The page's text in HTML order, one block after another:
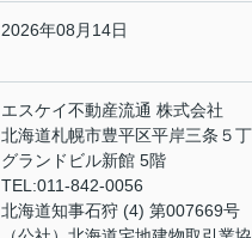
2026年08月14日
エスケイ不動産流通 株式会社
北海道札幌市豊平区平岸三条５
グランドビル新館 5階
TEL:011-842-0056
北海道知事石狩 (4) 第007669号